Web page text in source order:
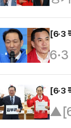
이
를
를
개
을
[6·3
보
후
고
[6·3